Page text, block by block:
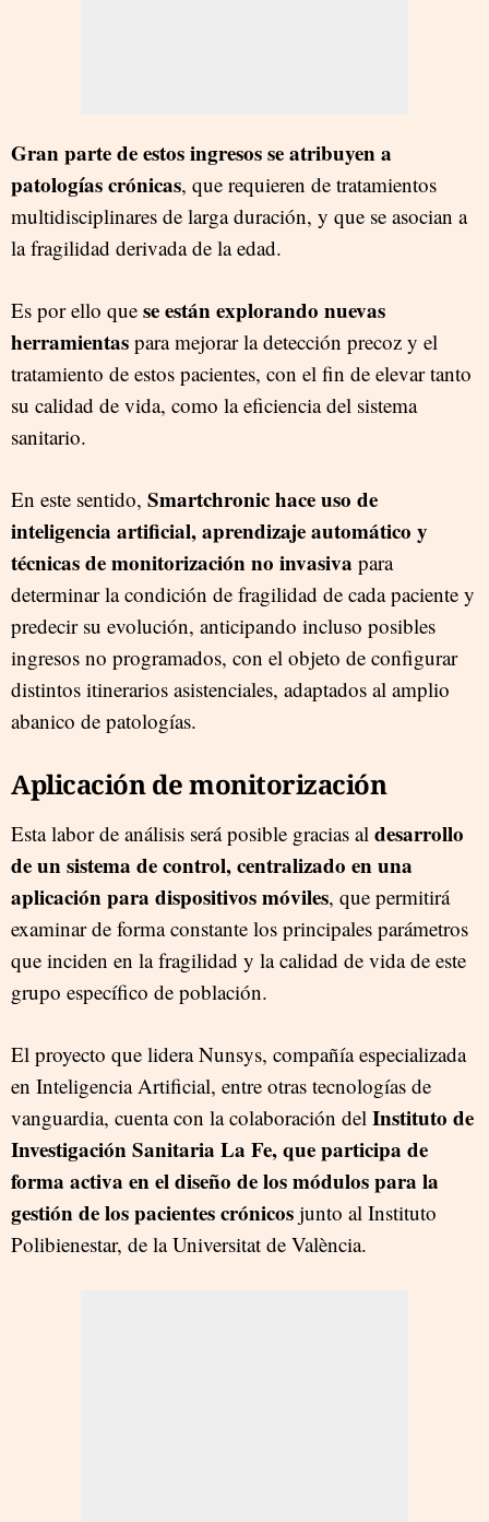
Gran parte de estos ingresos se atribuyen a
patologías crónicas, que requieren de tratamientos
multidisciplinares de larga duración, y que se asocian a
la fragilidad derivada de la edad.
Es por ello que se están explorando nuevas
herramientas para mejorar la detección precoz y el
tratamiento de estos pacientes, con el fin de elevar tanto
su calidad de vida, como la eficiencia del sistema
sanitario.
En este sentido, Smartchronic hace uso de
inteligencia artificial, aprendizaje automático y
técnicas de monitorización no invasiva para
determinar la condición de fragilidad de cada paciente y
predecir su evolución, anticipando incluso posibles
ingresos no programados, con el objeto de configurar
distintos itinerarios asistenciales, adaptados al amplio
abanico de patologías.
Aplicación de monitorización
Esta labor de análisis será posible gracias al desarrollo
de un sistema de control, centralizado en una
aplicación para dispositivos móviles, que permitirá
examinar de forma constante los principales parámetros
que inciden en la fragilidad y la calidad de vida de este
grupo específico de población.
El proyecto que lidera Nunsys, compañía especializada
en Inteligencia Artificial, entre otras tecnologías de
vanguardia, cuenta con la colaboración del Instituto de
Investigación Sanitaria La Fe, que participa de
forma activa en el diseño de los módulos para la
gestión de los pacientes crónicos junto al Instituto
Polibienestar, de la Universitat de València.